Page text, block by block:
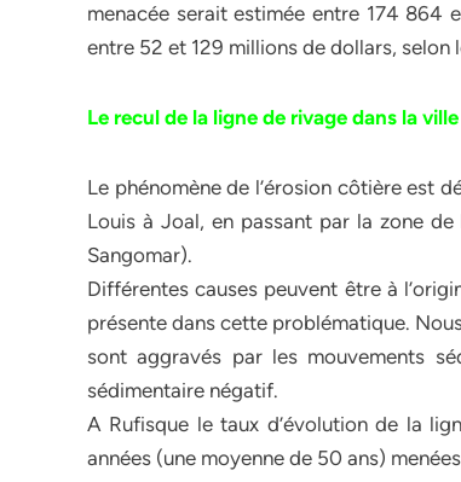
menacée serait estimée entre 174 864
entre 52 et 129 millions de dollars, selon
Le recul de la ligne de rivage dans la
Le phénomène de l’érosion côtière est
Louis à Joal, en passant par la zone
Sangomar).
Différentes causes peuvent être à
présente dans cette problématique.
sont aggravés par les mouvements
sédimentaire négatif.
A Rufisque le taux d’évolution de la
années (une moyenne de 50 ans)